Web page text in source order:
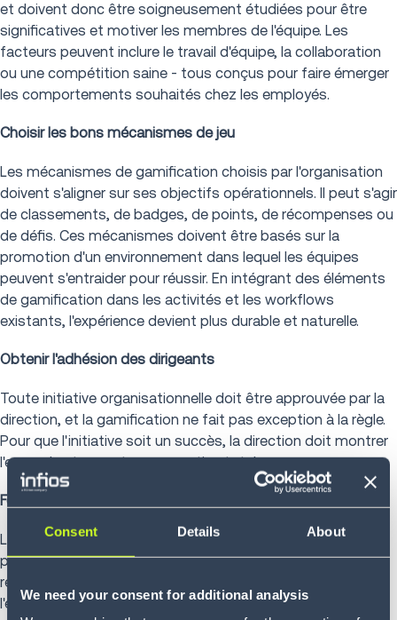
Consent Details About
We need your consent for additional analysis
et doivent donc être soigneusement étudiées pour être
significatives et motiver les membres de l'équipe. Les
facteurs peuvent inclure le travail d'équipe, la collaboration
ou une compétition saine - tous conçus pour faire émerger
les comportements souhaités chez les employés.
Choisir les bons mécanismes de jeu
Les mécanismes de gamification choisis par l'organisation
doivent s'aligner sur ses objectifs opérationnels. Il peut s'agir
de classements, de badges, de points, de récompenses ou
de défis. Ces mécanismes doivent être basés sur la
promotion d'un environnement dans lequel les équipes
peuvent s'entraider pour réussir. En intégrant des éléments
de gamification dans les activités et les workflows
existants, l'expérience devient plus durable et naturelle.
Obtenir l'adhésion des dirigeants
Toute initiative organisationnelle doit être approuvée par la
direction, et la gamification ne fait pas exception à la règle.
Pour que l'initiative soit un succès, la direction doit montrer
l'exemple et apporter son soutien total.
Fournir un feedback positif régulier
La gamification n'est pas un outil de réprimande - c'est
plutôt un moyen de fournir un feedback positif en temps
réel et d'améliorer les performances des membres de
l'équipe. En fournissant des mises à jour régulières sur les